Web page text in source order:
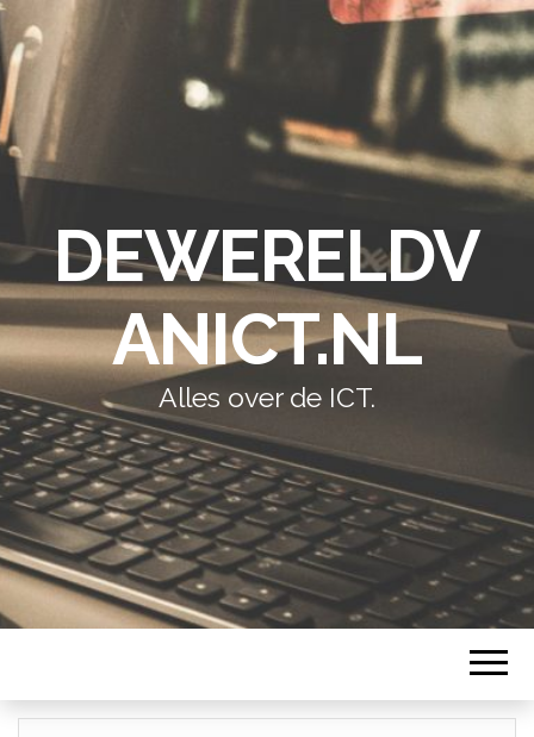
DEWERELDV
ANICT.NL
Alles over de ICT.